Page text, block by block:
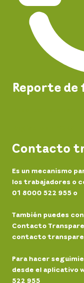
Reporte de
Contacto
Es un mecanismo
los trabajadores o
01 8000 522 955 o
También puedes
Contacto
contacto
Para hacer
desde el aplicativo
522 955